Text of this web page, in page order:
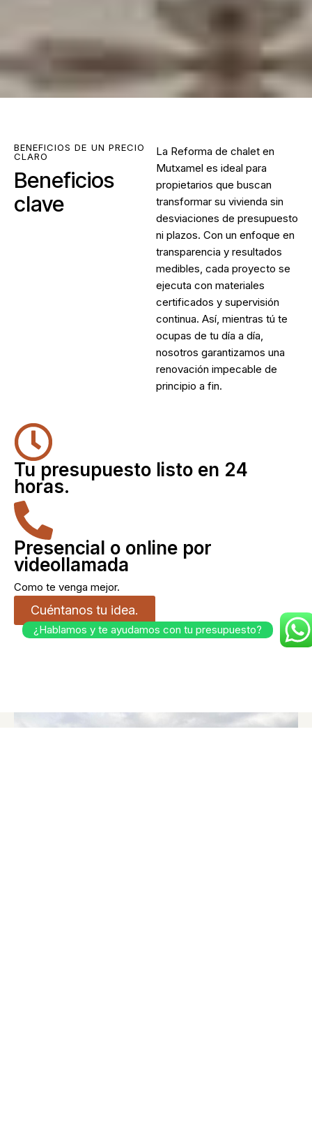
BENEFICIOS DE UN PRECIO
CLARO
Beneficios
clave
La Reforma de chalet en
Mutxamel es ideal para
propietarios que buscan
transformar su vivienda sin
desviaciones de presupuesto
ni plazos. Con un enfoque en
transparencia y resultados
medibles, cada proyecto se
ejecuta con materiales
certificados y supervisión
continua. Así, mientras tú te
ocupas de tu día a día,
nosotros garantizamos una
renovación impecable de
principio a fin.
Tu presupuesto listo en 24
horas.
Presencial o online por
videollamada
Como te venga mejor.
Cuéntanos tu idea.
¿Hablamos y te ayudamos con tu presupuesto?